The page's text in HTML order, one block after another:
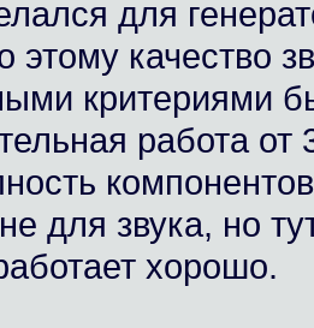
для
этому качество
критериями
работа
для звука, но
хорошо.